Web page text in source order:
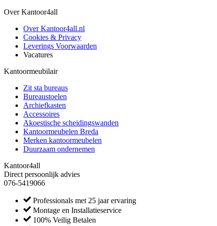
Over Kantoor4all
Over Kantoor4all.nl
Cookies & Privacy
Leverings Voorwaarden
Vacatures
Kantoormeubilair
Zit sta bureaus
Bureaustoelen
Archiefkasten
Accessoires
Akoestische scheidingswanden
Kantoormeubelen Breda
Merken kantoormeubelen
Duurzaam ondernemen
Kantoor4all
Direct persoonlijk advies
076-5419066
Professionals met 25 jaar ervaring
Montage en Installatieservice
100% Veilig Betalen